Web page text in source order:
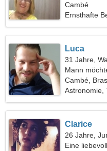
Cambé
Ernsthafte
Luca
31 Jahre,
Mann
Cambé,
Astronomie,
Clarice
26 Jahre,
Eine